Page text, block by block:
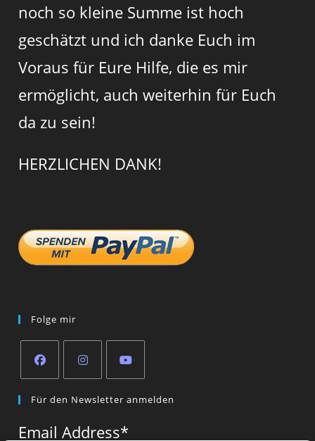
noch so kleine Summe ist hoch
geschätzt und ich danke Euch im
Voraus für Eure Hilfe, die es mir
ermöglicht, auch weiterhin für Euch
da zu sein!
HERZLICHEN DANK!
Folge mir
in
in
in
Für den Newsletter anmelden
Email Address*